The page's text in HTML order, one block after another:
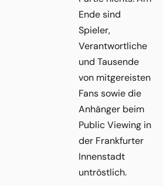
Ende sind
Spieler,
Verantwortliche
und Tausende
von mitgereisten
Fans sowie die
Anhänger beim
Public Viewing in
der Frankfurter
Innenstadt
untröstlich.